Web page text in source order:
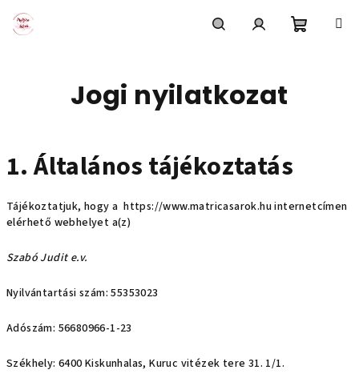
Jogi nyilatkozat
1. Általános tájékoztatás
Tájékoztatjuk, hogy a https://www.matricasarok.hu internetcímen
elérhető webhelyet a(z)
Szabó Judit e.v.
Nyilvántartási szám: 55353023
Adószám: 56680966-1-23
Székhely: 6400 Kiskunhalas, Kuruc vitézek tere 31. 1/1.